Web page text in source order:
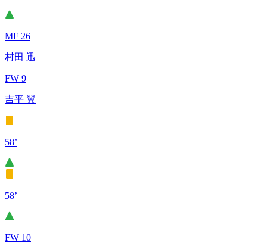
MF 26
村田 迅
FW 9
吉平 翼
58’
58’
FW 10